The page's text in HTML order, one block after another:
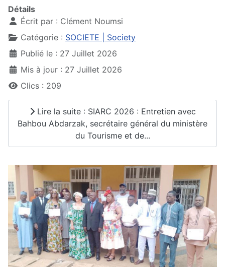
Détails
Écrit par : Clément Noumsi
Catégorie : SOCIETE | Society
Publié le : 27 Juillet 2026
Mis à jour : 27 Juillet 2026
Clics : 209
Lire la suite : SIARC 2026 : Entretien avec
Bahbou Abdarzak, secrétaire général du ministère
du Tourisme et de...